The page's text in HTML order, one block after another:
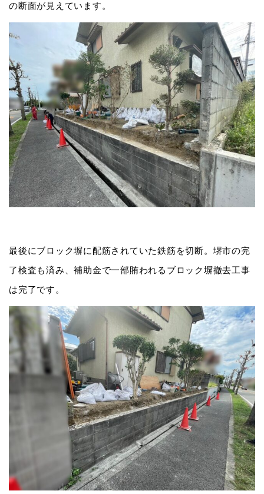
の断面が見えています。
最後にブロック塀に配筋されていた鉄筋を切断。堺市の完
了検査も済み、補助金で一部賄われるブロック塀撤去工事
は完了です。